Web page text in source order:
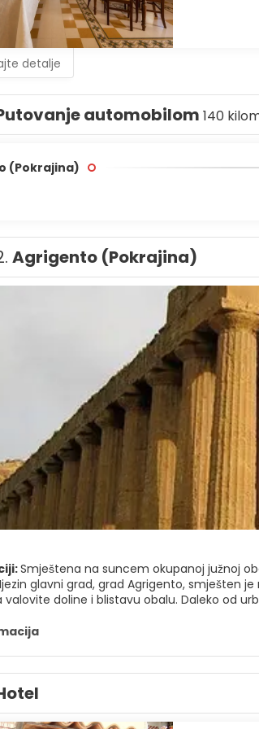
pokrajina nudi potpuno sicilijansko
detalje
automobilom 140
(Pokrajina)
Agrigento (Pokrajina)
Smještena na suncem okupanoj južnoj
glavni grad, grad Agrigento, smješten
valovite doline i blistavu obalu. Daleko od
se izvanredno dobro očuvani grčki
ujutro ili u zalazak sunca kako biste
kamenja, pokrajina Agrigento nudi